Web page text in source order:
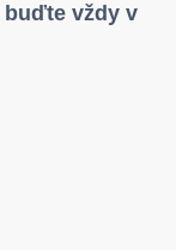
buďte vždy v